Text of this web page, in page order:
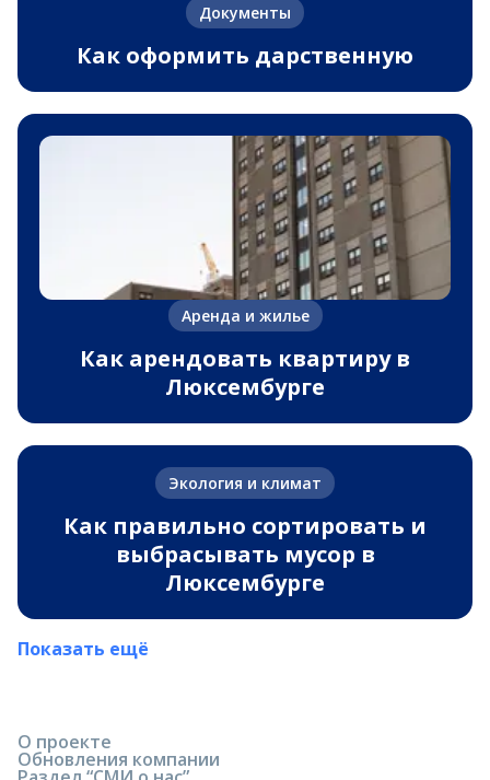
Документы
Как оформить дарственную
Аренда и жилье
Как арендовать квартиру в
Люксембурге
Экология и климат
Как правильно сортировать и
выбрасывать мусор в
Люксембурге
Показать ещё
О проекте
Обновления компании